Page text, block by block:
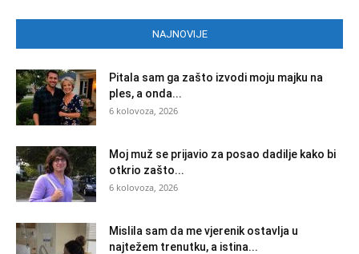
NAJNOVIJE
Pitala sam ga zašto izvodi moju majku na
ples, a onda...
6 kolovoza, 2026
Moj muž se prijavio za posao dadilje kako bi
otkrio zašto...
6 kolovoza, 2026
Mislila sam da me vjerenik ostavlja u
najtežem trenutku, a istina...